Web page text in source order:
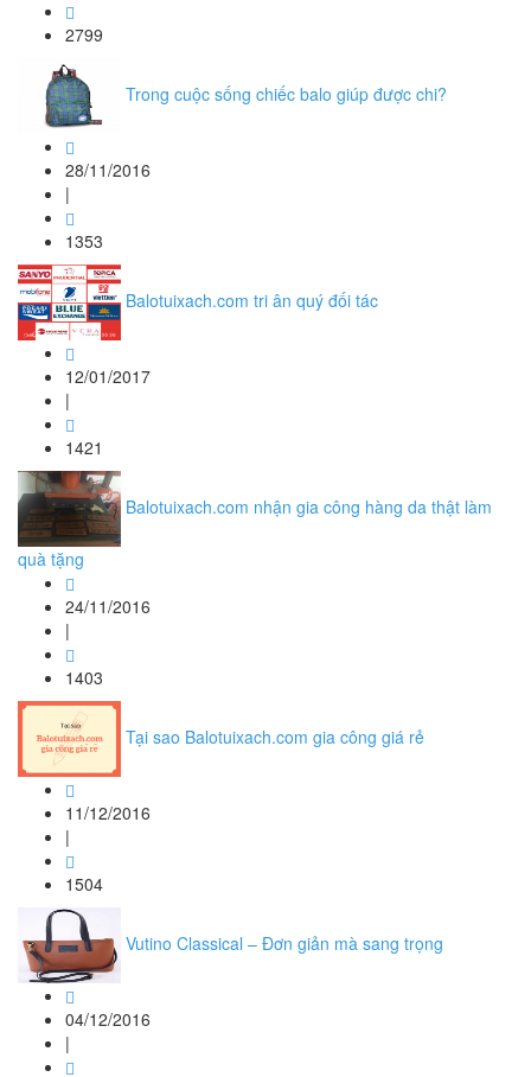
2799
Trong cuộc sống chiếc balo giúp được chi?
28/11/2016
|
1353
Balotuixach.com tri ân quý đối tác
12/01/2017
|
1421
Balotuixach.com nhận gia công hàng da thật làm
quà tặng
24/11/2016
|
1403
Tại sao Balotuixach.com gia công giá rẻ
11/12/2016
|
1504
Vutino Classical – Đơn giản mà sang trọng
04/12/2016
|